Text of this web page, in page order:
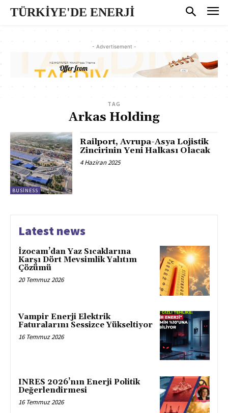
TÜRKİYE'DE ENERJİ
- Advertisement -
TAG
Arkas Holding
BUSINESS
Railport, Avrupa-Asya Lojistik
Zincirinin Yeni Halkası Olacak
4 Haziran 2025
Latest news
İzocam’dan Yaz Sıcaklarına
Karşı Dört Mevsimlik Yalıtım
Çözümü
20 Temmuz 2026
Vampir Enerji Elektrik
Faturalarını Sessizce Yükseltiyor
16 Temmuz 2026
INRES 2026’nın Enerji Politik
Değerlendirmesi
16 Temmuz 2026